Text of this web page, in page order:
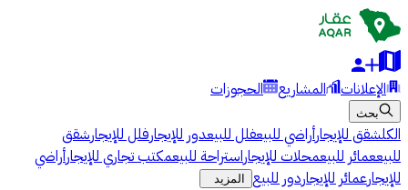
الإعلانات المشاريع الحجوزات
بحث
الكلشقق للإيجارأراضي للبيعفلل للبيعدور للإيجارفلل للإيجارشقق
للبيععمائر للبيعمحلات للإيجاراستراحة للبيعمكتب تجاري للإيجارأراضي
للإيجارعمائر للإيجاردور للبيع المزيد